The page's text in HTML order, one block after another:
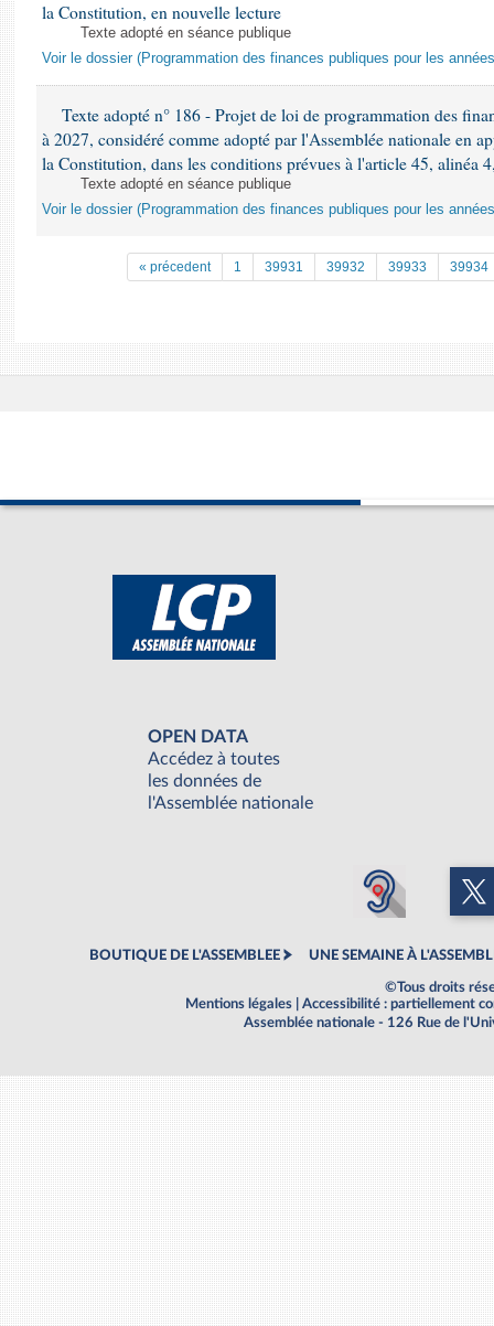
la Constitution, en nouvelle lecture
Texte adopté en séance publique
Voir le dossier (Programmation des finances publiques pour les
Texte adopté n° 186 - Projet de loi de programmation des
à 2027, considéré comme adopté par l'Assemblée nationale en
la Constitution, dans les conditions prévues à l'article 45, alinéa
Texte adopté en séance publique
Voir le dossier (Programmation des finances publiques pour les
« précedent 1 39931 39932 39933 39934
OPEN DATA
Accédez à toutes
les données de
l'Assemblée nationale
BOUTIQUE DE L'ASSEMBLEE UNE SEMAINE À
©Tous droits
Mentions légales
Accessibilité : partiellement
Assemblée nationale - 126 Rue de